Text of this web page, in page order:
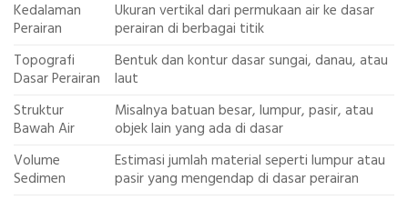
Kedalaman
Perairan
Ukuran vertikal dari permukaan air ke dasar
perairan di berbagai titik
Topografi
Dasar Perairan
Bentuk dan kontur dasar sungai, danau, atau
laut
Struktur
Bawah Air
Misalnya batuan besar, lumpur, pasir, atau
objek lain yang ada di dasar
Volume
Sedimen
Estimasi jumlah material seperti lumpur atau
pasir yang mengendap di dasar perairan